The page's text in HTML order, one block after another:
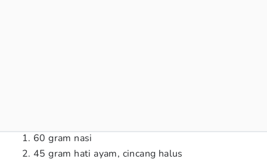
60 gram nasi
45 gram hati ayam, cincang halus